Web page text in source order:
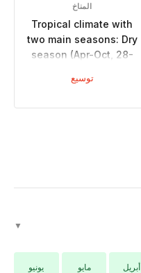
المناخ
Tropical climate with
two main seasons: Dry
season (Apr-Oct, 28-
Wet season (Nov-Mar,
توسيع
▼
أبريل مايو يونيو